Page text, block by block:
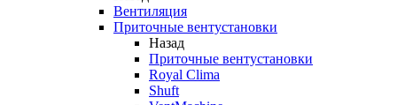
Вентиляция
Приточные вентустановки
Назад
Приточные вентустановки
Royal Clima
Shuft